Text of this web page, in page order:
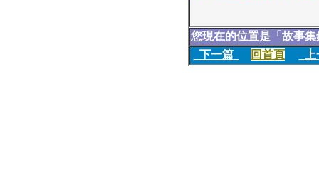
您現在的位置是「故事
下一篇
回首頁